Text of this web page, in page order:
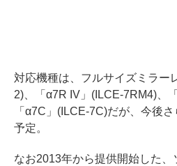
対応機種は、フルサイズミラー
2)、「α7R IV」(ILCE-7RM4)、
「α7C」(ILCE-7C)だが、今後
予定。
なお2013年から提供開始した